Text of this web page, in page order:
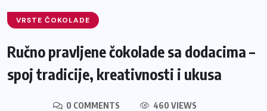
VRSTE ČOKOLADE
Ručno pravljene čokolade sa dodacima –
spoj tradicije, kreativnosti i ukusa
0 COMMENTS 460 VIEWS